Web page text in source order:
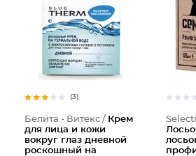
(3)
Белита - Витекс / Крем
для лица и кожи
вокруг глаз дневной
роскошный на